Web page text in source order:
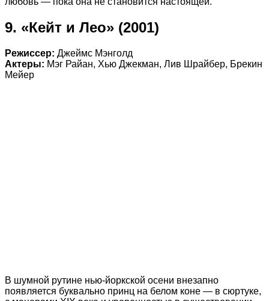
9. «Кейт и Лео» (2001)
Режиссер: Джеймс Мэнголд
Актеры: Мэг Райан, Хью Джекман, Лив Шрайбер, Брекин
Мейер
В шумной рутине нью-йоркской осени внезапно
появляется буквально принц на белом коне — в сюртуке,